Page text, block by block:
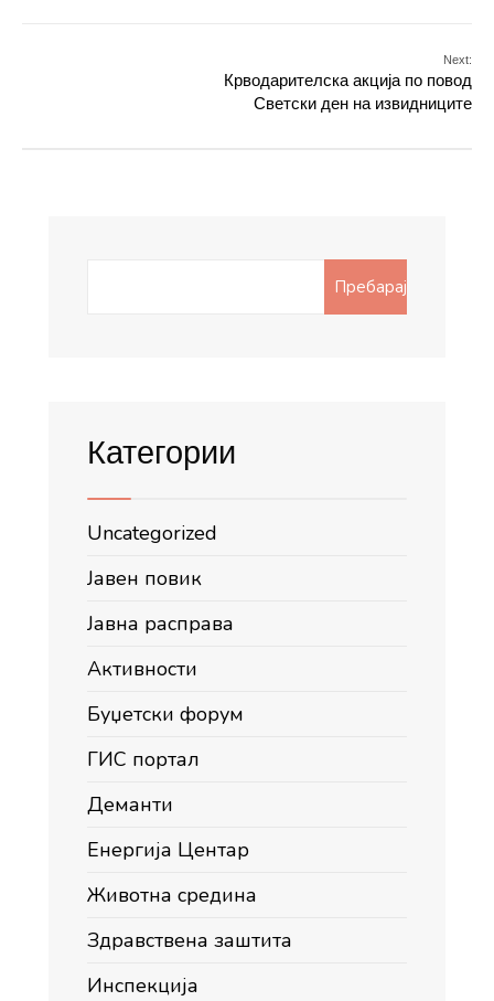
Next:
Крводарителска акција по повод
Светски ден на извидниците
Пребарај
Категории
Uncategorized
Јавен повик
Јавна расправа
Активности
Буџетски форум
ГИС портал
Деманти
Енергија Центар
Животна средина
Здравствена заштита
Инспекција